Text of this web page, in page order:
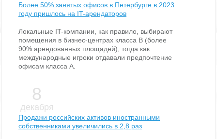
Более 50% занятых офисов в Петербурге в 2023
году пришлось на IT-арендаторов
Локальные IT-компании, как правило, выбирают
помещения в бизнес-центрах класса В (более
90% арендованных площадей), тогда как
международные игроки отдавали предпочтение
офисам класса А.
8
декабря
Продажи российских активов иностранными
собственниками увеличились в 2,8 раз